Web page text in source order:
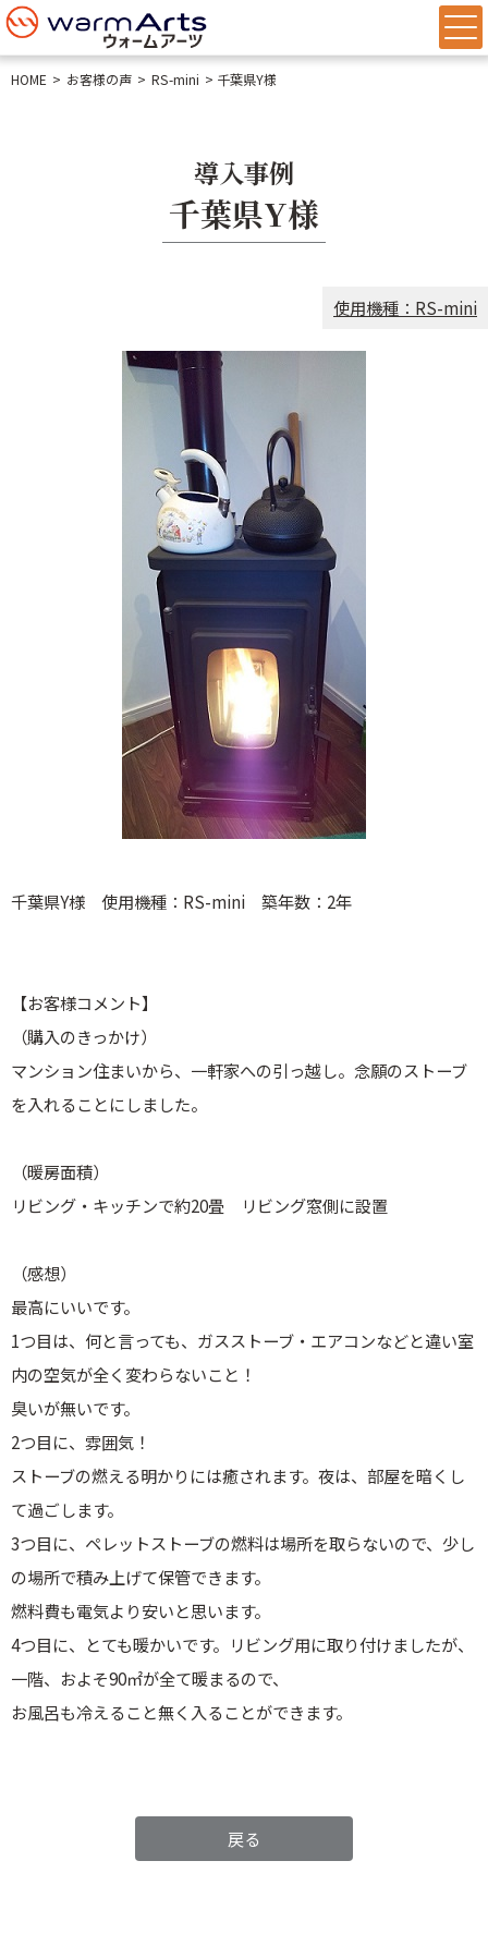
HOME お客様の声 RS-mini 千葉県Y様
導入事例
千葉県Y様
使用機種：RS-mini
千葉県Y様 使用機種：RS-mini 築年数：2年
【お客様コメント】
（購入のきっかけ）
マンション住まいから、一軒家への引っ越し。念願のストーブ
を入れることにしました。
（暖房面積）
リビング・キッチンで約20畳 リビング窓側に設置
（感想）
最高にいいです。
1つ目は、何と言っても、ガスストーブ・エアコンなどと違い室
内の空気が全く変わらないこと！
臭いが無いです。
2つ目に、雰囲気！
ストーブの燃える明かりには癒されます。夜は、部屋を暗くし
て過ごします。
3つ目に、ペレットストーブの燃料は場所を取らないので、少し
の場所で積み上げて保管できます。
燃料費も電気より安いと思います。
4つ目に、とても暖かいです。リビング用に取り付けましたが、
一階、およそ90㎡が全て暖まるので、
お風呂も冷えること無く入ることができます。
戻る